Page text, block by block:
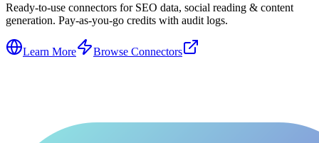
Ready-to-use connectors for SEO data, social reading & content
generation. Pay-as-you-go credits with audit logs.
Learn More Browse Connectors